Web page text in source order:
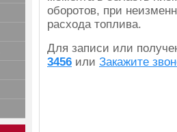
оборотов, при
расхода топлива.
Для записи или
3456 или Закажите